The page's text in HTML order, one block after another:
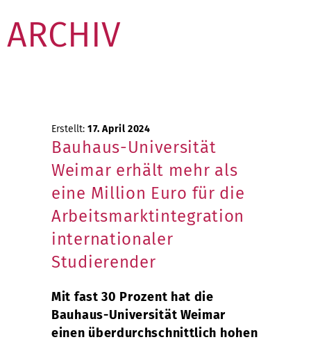
ARCHIV
Erstellt: 17. April 2024
Bauhaus-Universität
Weimar erhält mehr als
eine Million Euro für die
Arbeitsmarktintegration
internationaler
Studierender
Mit fast 30 Prozent hat die
Bauhaus-Universität Weimar
einen überdurchschnittlich hohen